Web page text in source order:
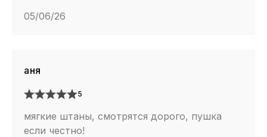
05/06/26
аня
5
мягкие штаны, смотрятся дорого, пушка
если честно!